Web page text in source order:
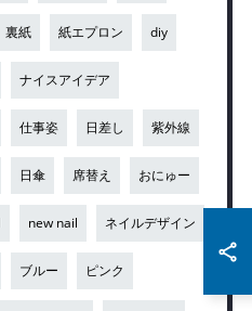
裏紙 紙エプロン diy
ナイスアイデア
仕事姿 日差し 紫外線
日傘 席替え おにゅー
new nail ネイルデザイン
ブルー ピンク